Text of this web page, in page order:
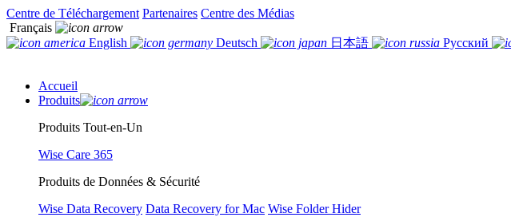
Centre de Téléchargement Partenaires Centre des Médias
Français
English
Deutsch 日本語 Русский
Accueil
Produits
Produits Tout-en-Un
Wise Care 365
Produits de Données & Sécurité
Wise Data Recovery Data Recovery for Mac Wise Folder Hider